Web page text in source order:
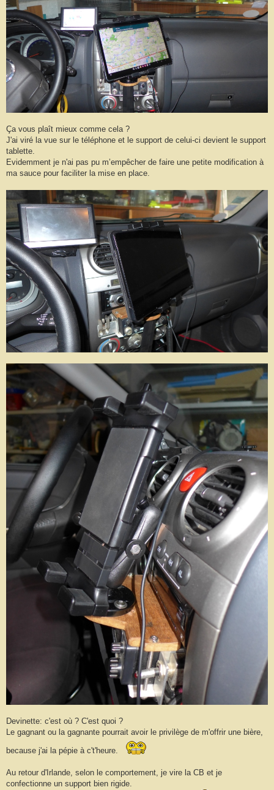
Ça vous plaît mieux comme cela ?
J'ai viré la vue sur le téléphone et le support de celui-ci devient le support
tablette.
Evidemment je n'ai pas pu m’empêcher de faire une petite modification à
ma sauce pour faciliter la mise en place.
Devinette: c'est où ? C'est quoi ?
Le gagnant ou la gagnante pourrait avoir le privilège de m'offrir une bière,
because j'ai la pépie à c't'heure.
Au retour d'Irlande, selon le comportement, je vire la CB et je
confectionne un support bien rigide.